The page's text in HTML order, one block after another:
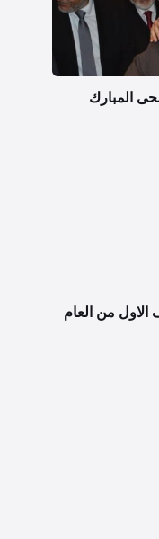
المبارك
الاول من العام